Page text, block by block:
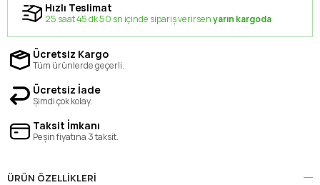
Hızlı Teslimat
25 saat 45 dk 50 sn içinde sipariş verirsenyarın kargoda
Ücretsiz Kargo
Tüm ürünlerde geçerli.
Ücretsiz İade
Şimdi çok kolay.
Taksit İmkanı
Peşin fiyatına 3 taksit.
ÜRÜN ÖZELLIKLERI